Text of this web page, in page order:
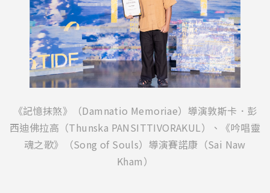
《記憶抹煞》（Damnatio Memoriae）導演敦斯卡．彭
西迪佛拉高（Thunska PANSITTIVORAKUL）、《吟唱靈
魂之歌》（Song of Souls）導演賽諾康（Sai Naw
Kham）